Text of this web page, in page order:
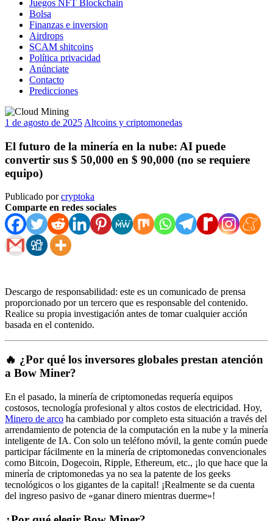
Juegos NFT Blockchain
Bolsa
Finanzas e inversion
Airdrops
SCAM shitcoins
Política privacidad
Anúnciate
Contacto
Predicciones
1 de agosto de 2025 Altcoins y criptomonedas
El futuro de la minería en la nube: AI puede
convertir sus $ 50,000 en $ 90,000 (no se requiere
equipo)
Publicado porcryptoka
Comparte en redes sociales
Descargo de responsabilidad: este es un comunicado de prensa
proporcionado por un tercero que es responsable del contenido.
Realice su propia investigación antes de tomar cualquier acción
basada en el contenido.
🔥 ¿Por qué los inversores globales prestan atención
a Bow Miner?
En el pasado, la minería de criptomonedas requería equipos
costosos, tecnología profesional y altos costos de electricidad. Hoy,
Minero de arco ha cambiado por completo esta situación a través del
arrendamiento de potencia de la computación en la nube y la minería
inteligente de IA. Con solo un teléfono móvil, la gente común puede
participar fácilmente en la minería de criptomonedas convencionales
como Bitcoin, Dogecoin, Ripple, Ethereum, etc., ¡lo que hace que la
minería de criptomonedas ya no sea la patente de los geeks
tecnológicos o los gigantes de la capital! ¡Realmente se da cuenta
del ingreso pasivo de «ganar dinero mientras duerme»!